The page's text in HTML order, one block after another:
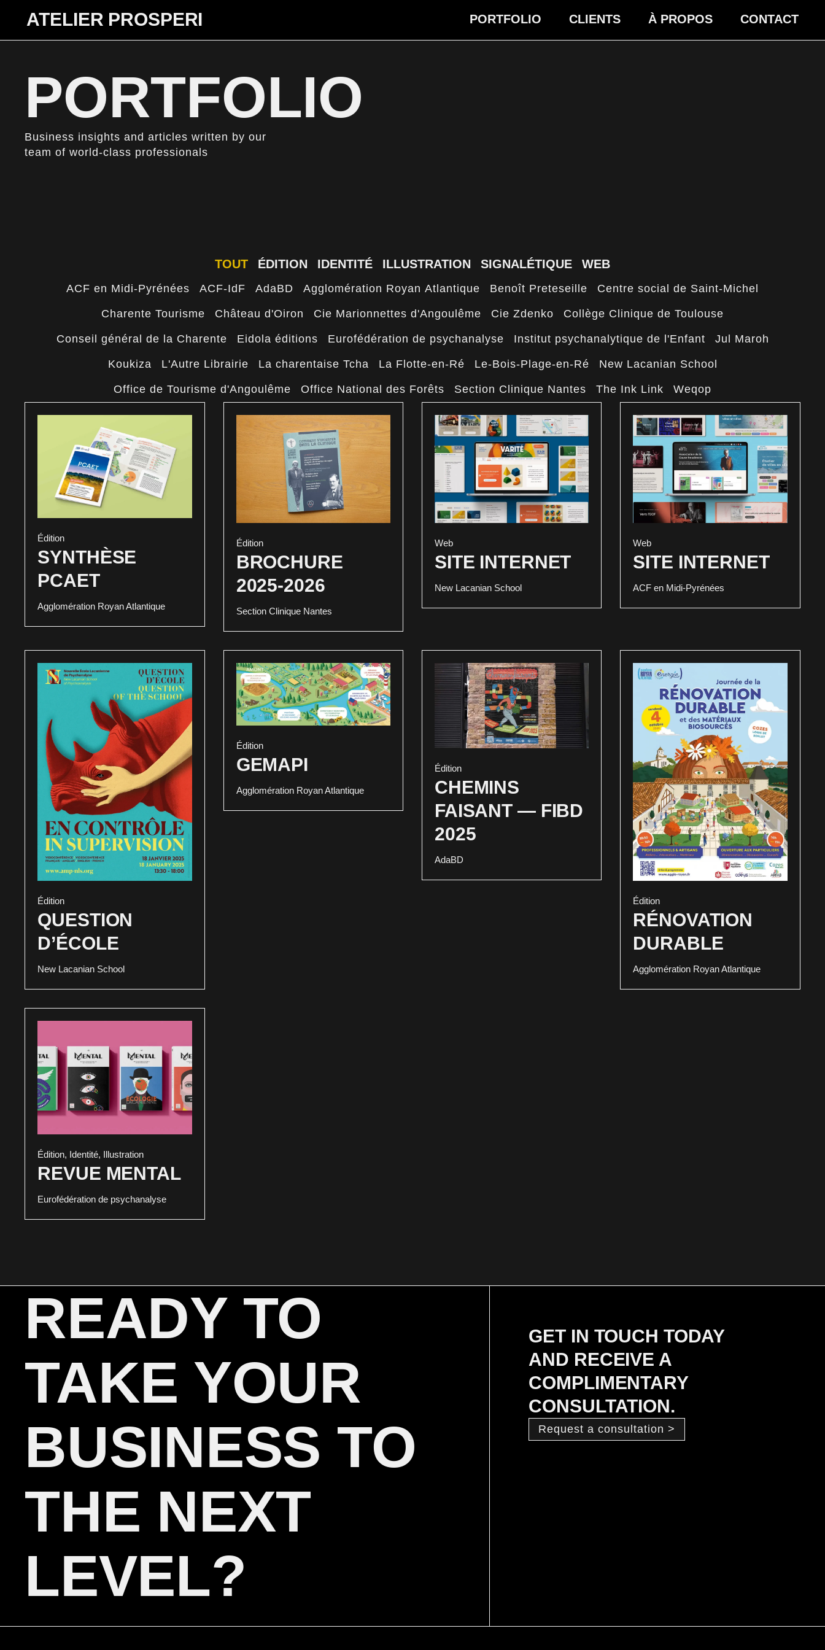
ATELIER PROSPERI PORTFOLIO CLIENTS À PROPOS CONTACT
PORTFOLIO
Business insights and articles written by our
team of world-class professionals
ÉDITION IDENTITÉ ILLUSTRATION SIGNALÉTIQUE WEB
TOUT
ACF en Midi-Pyrénées ACF-IdF AdaBD Agglomération Royan Atlantique Benoît Preteseille Centre social de Saint-Michel
Charente Tourisme Château d'Oiron Cie Marionnettes d'Angoulême Cie Zdenko Collège Clinique de Toulouse
Conseil général de la Charente Eidola éditions Eurofédération de psychanalyse Institut psychanalytique de l'Enfant Jul Maroh
Koukiza L'Autre Librairie La charentaise Tcha La Flotte-en-Ré Le-Bois-Plage-en-Ré New Lacanian School
Office de Tourisme d'Angoulême Office National des Forêts Section Clinique Nantes The Ink Link Weqop
Édition
SYNTHÈSE
PCAET
Agglomération Royan Atlantique
Édition
BROCHURE
2025-2026
Section Clinique Nantes
Web
SITE INTERNET
New Lacanian School
Web
SITE INTERNET
ACF en Midi-Pyrénées
Édition
QUESTION
D’ÉCOLE
New Lacanian School
Édition
GEMAPI
Agglomération Royan Atlantique
Édition
CHEMINS
FAISANT — FIBD
2025
AdaBD
Édition
RÉNOVATION
DURABLE
Agglomération Royan Atlantique
Édition, Identité, Illustration
REVUE MENTAL
Eurofédération de psychanalyse
READY TO
TAKE YOUR
BUSINESS TO
THE NEXT
LEVEL?
GET IN TOUCH TODAY
AND RECEIVE A
COMPLIMENTARY
CONSULTATION.
Request a consultation >